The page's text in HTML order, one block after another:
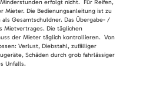
erfolgt nicht. Für Reifen,
Mieter. Die Bedienungsanleitung ist zu
Gesamtschuldner. Das Übergabe- /
Mietvertrages. Die täglichen
der Mieter täglich kontrollieren. Von
Verlust, Diebstahl, zufälliger
Schäden durch grob fahrlässiger
Unfalls.